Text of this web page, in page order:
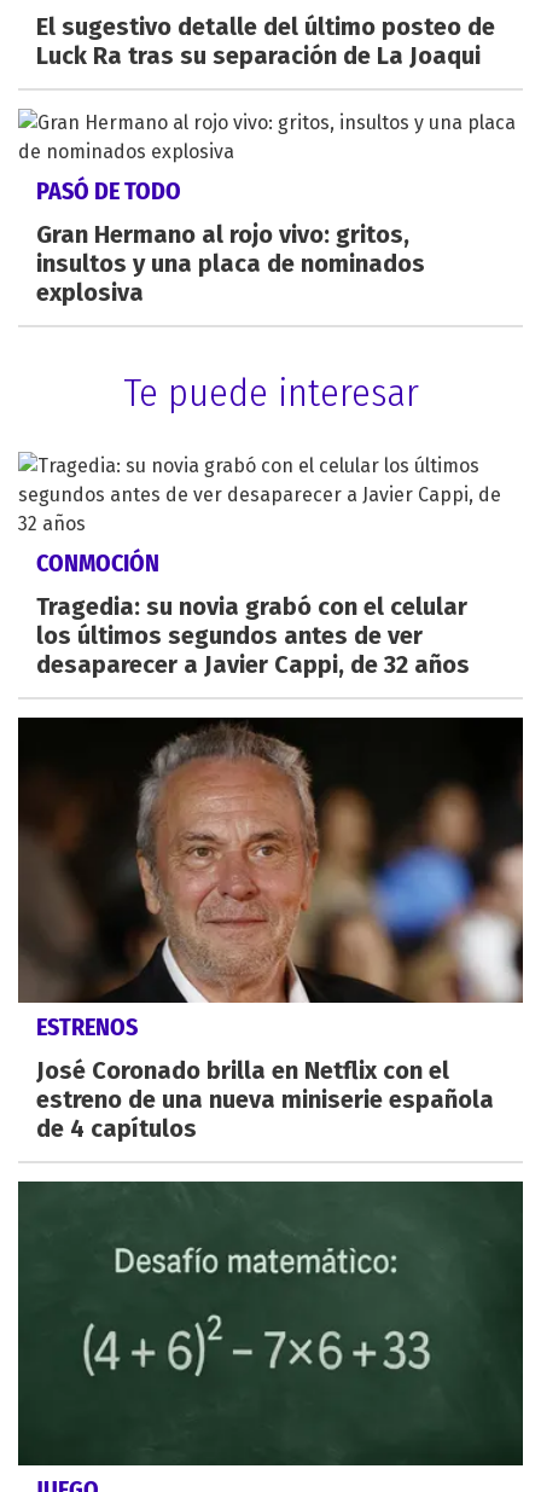
El sugestivo detalle del último posteo de
Luck Ra tras su separación de La Joaqui
PASÓ DE TODO
Gran Hermano al rojo vivo: gritos,
insultos y una placa de nominados
explosiva
Te puede interesar
CONMOCIÓN
Tragedia: su novia grabó con el celular
los últimos segundos antes de ver
desaparecer a Javier Cappi, de 32 años
ESTRENOS
José Coronado brilla en Netflix con el
estreno de una nueva miniserie española
de 4 capítulos